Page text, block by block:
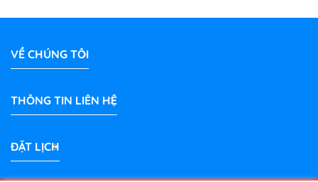
VỀ CHÚNG TÔI
THÔNG TIN LIÊN HỆ
ĐẶT LỊCH